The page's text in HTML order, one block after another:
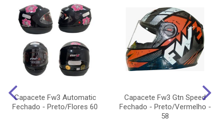
Capacete Fw3 Automatic
Fechado - Preto/Flores 60
Capacete Fw3 Gtn Speed
Fechado - Preto/Vermelho -
58